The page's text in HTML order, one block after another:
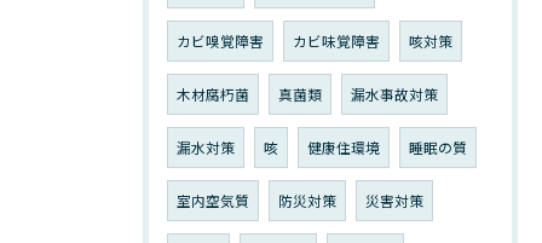
カビ嗅覚障害 カビ味覚障害 咳対策
木材腐朽菌 真菌類 漏水事故対策
漏水対策 咳 健康住環境 睡眠の質
室内空気質 防災対策 災害対策